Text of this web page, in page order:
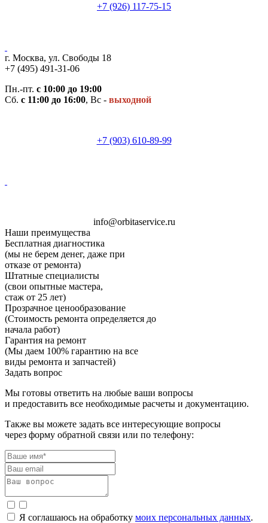
+7 (926) 117-75-15
г. Москва, ул. Свободы 18
+7 (495) 491-31-06
Пн.-пт. с 10:00 до 19:00
Сб. с 11:00 до 16:00, Вс - выходной
+7 (903) 610-89-99
info@orbitaservice.ru
Наши преимущества
Бесплатная диагностика
(мы не берем денег, даже при
отказе от ремонта)
Штатные специалисты
(свои опытные мастера,
стаж от 25 лет)
Прозрачное ценообразование
(Стоимость ремонта определяется до
начала работ)
Гарантия на ремонт
(Мы даем 100% гарантию на все
виды ремонта и запчастей)
Задать вопрос
Мы готовы ответить на любые ваши вопросы
и предоставить все необходимые расчеты и документацию.
Также вы можете задать все интересующие вопросы
через форму обратной связи или по телефону:
Я соглашаюсь на обработку моих персональных данных.